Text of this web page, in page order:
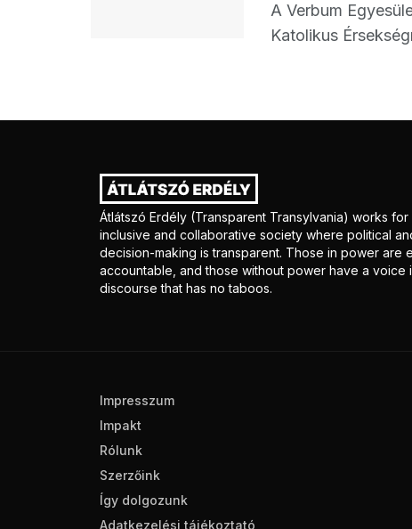
A Verbum
Katolikus
Átlátszó Erdély (Transparent Transylvania) works for
inclusive and collaborative society where political
decision-making is transparent. Those in power are
accountable, and those without power have a voice
discourse that has no taboos.
Impresszum
Impakt
Rólunk
Szerzőink
Így dolgozunk
Adatkezelési tájékoztató